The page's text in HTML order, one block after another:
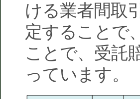
ける業者間取
定することで
ことで、受託
っています。